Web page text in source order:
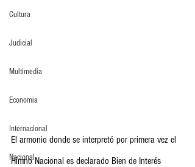
Cultura
Judicial
Multimedia
Economia
Internacional
Nacional
El armonio donde se interpretó por primera vez el
Himno Nacional es declarado Bien de Interés